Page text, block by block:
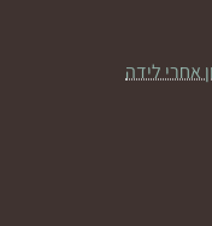
אחרי לידה